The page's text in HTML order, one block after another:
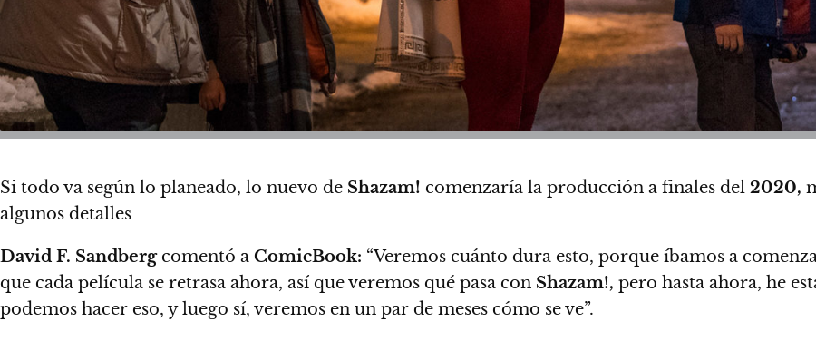
Si todo va según lo planeado, lo nuevo de Shazam! comenzaría la producción a finales del 2020,
algunos detalles
David F. Sandbergcomentó a ComicBook: “Veremos cuánto dura esto, porque íbamos a
que cada película se retrasa ahora, así que veremos qué pasa con Shazam!, pero hasta ahora, he
podemos hacer eso, y luego sí, veremos en un par de meses cómo se ve”.